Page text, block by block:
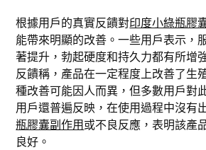
根據用戶的真實反饋對印度小綠瓶膠
能帶來明顯的改善。一些用戶表示，
著提升，勃起硬度和持久力都有所增
反饋稱，產品在一定程度上改善了生
種改善可能因人而異，但多數用戶對
用戶還普遍反映，在使用過程中沒有
瓶膠囊副作用或不良反應，表明該產
良好。